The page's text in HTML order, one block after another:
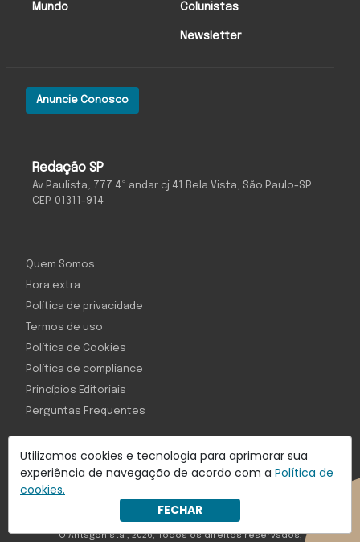
Utilizamos cookies e tecnologia para aprimorar sua
experiência de navegação de acordo com a Política de
cookies.
FECHAR
Redação SP
Av Paulista, 777 4º andar cj 41 Bela Vista, São Paulo-SP
CEP: 01311-914
Anuncie Conosco
Mundo Colunistas
Newsletter
Com inteligência e tecnologia:
Object1ve - Marketing Solution
Quem Somos
Hora extra
Política de privacidade
Termos de uso
Política de Cookies
Política de compliance
Princípios Editoriais
Perguntas Frequentes
O Antagonista , 2026, Todos os direitos reservados,